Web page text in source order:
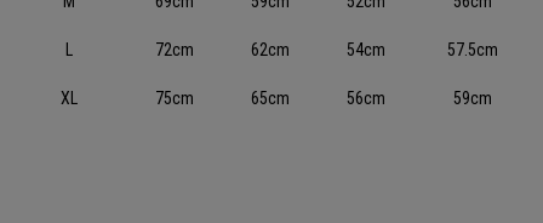
72cm 62cm 54cm 57.5cm
XL 75cm 65cm 56cm 59cm